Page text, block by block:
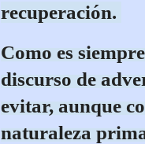
recuperación.
Como es
discurso de
evitar, aunque
naturaleza